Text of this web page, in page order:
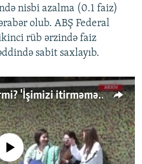
nisbi azalma (0.1 faiz)
olub. ABŞ Federal
rüb ərzində faiz
sabit saxlayıb.
Yeni qapanma gözlənirmi? 'İşimizi itirməməliyik'
currently available